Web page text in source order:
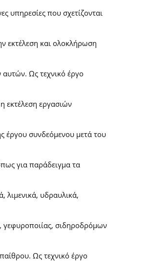
υπηρεσίες που σχετίζονται
εκτέλεση και ολοκλήρωση
Ως τεχνικό έργο
εκτέλεση εργασιών
έργου συνδεόμενου μετά του
για παράδειγμα τα
λιμενικά, υδραυλικά,
γεφυροποιίας, σιδηροδρόμων
Ως τεχνικό έργο